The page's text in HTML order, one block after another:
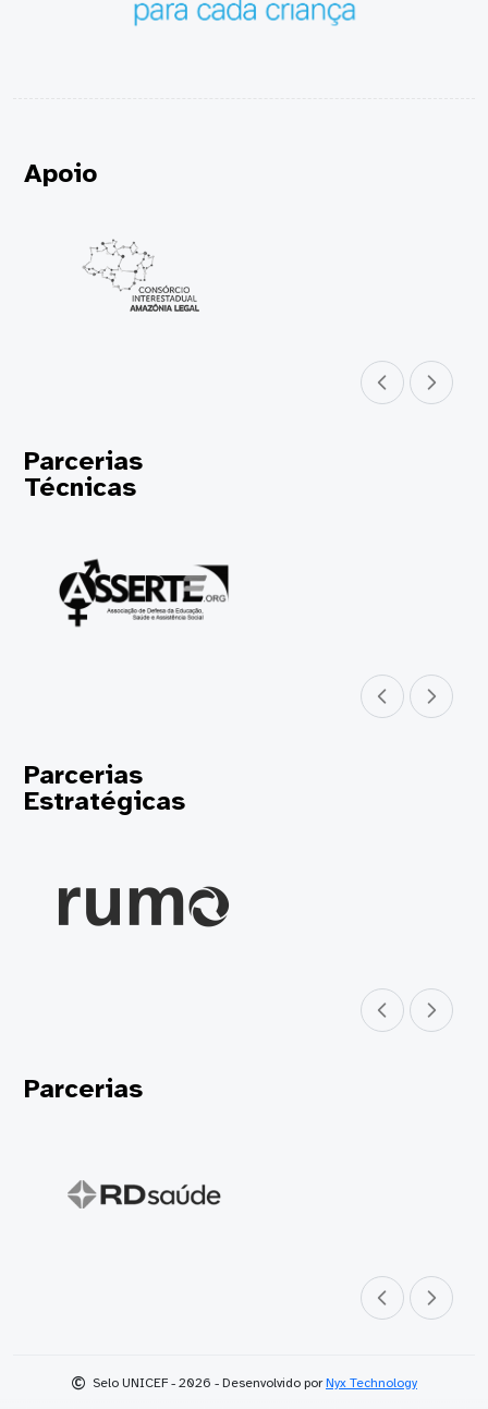
Apoio
Parceiro anterior
Próximo
Parcerias
Técnicas
Parceiro anterior
Próximo
Parcerias
Estratégicas
Parceiro anterior
Próximo
Parcerias
Parceiro anterior
Próximo
© Selo UNICEF - 2026 - Desenvolvido por Nyx Technology